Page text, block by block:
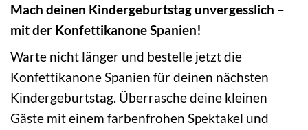
Mach deinen Kindergeburtstag unvergesslich –
mit der Konfettikanone Spanien!
Warte nicht länger und bestelle jetzt die
Konfettikanone Spanien für deinen nächsten
Kindergeburtstag. Überrasche deine kleinen
Gäste mit einem farbenfrohen Spektakel und